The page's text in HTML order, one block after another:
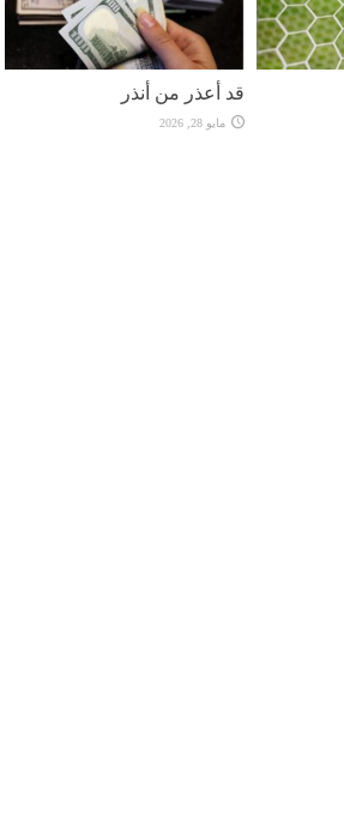
قد أعذر من أنذر
مايو 28, 2026